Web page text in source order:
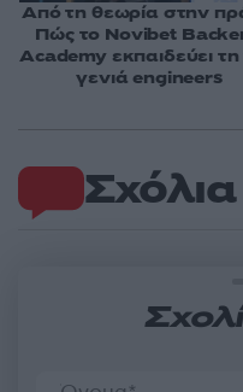
Σχόλια
Από τη θεωρία στην
Πώς το Novibet
Academy εκπαιδεύει
γενιά engineers